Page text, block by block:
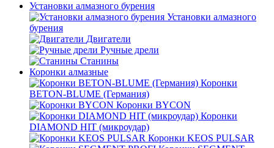
Установки алмазного бурения
Установки алмазного
бурения
Двигатели
Ручные дрели
Станины
Коронки алмазные
Коронки
BETON-BLUME (Германия)
Коронки BYCON
Коронки
DIAMOND HIT (микроудар)
Коронки KEOS PULSAR